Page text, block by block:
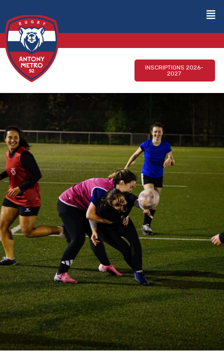
INSCRIPTIONS 2026-
2027